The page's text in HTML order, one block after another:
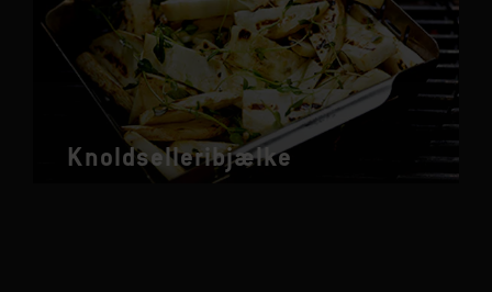
Knoldselleribjælke